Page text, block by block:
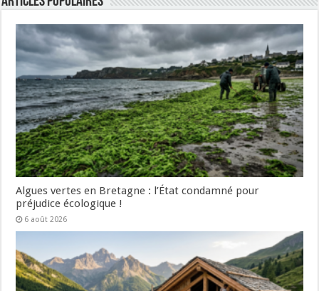
Algues vertes en Bretagne : l’État condamné pour
préjudice écologique !
6 août 2026